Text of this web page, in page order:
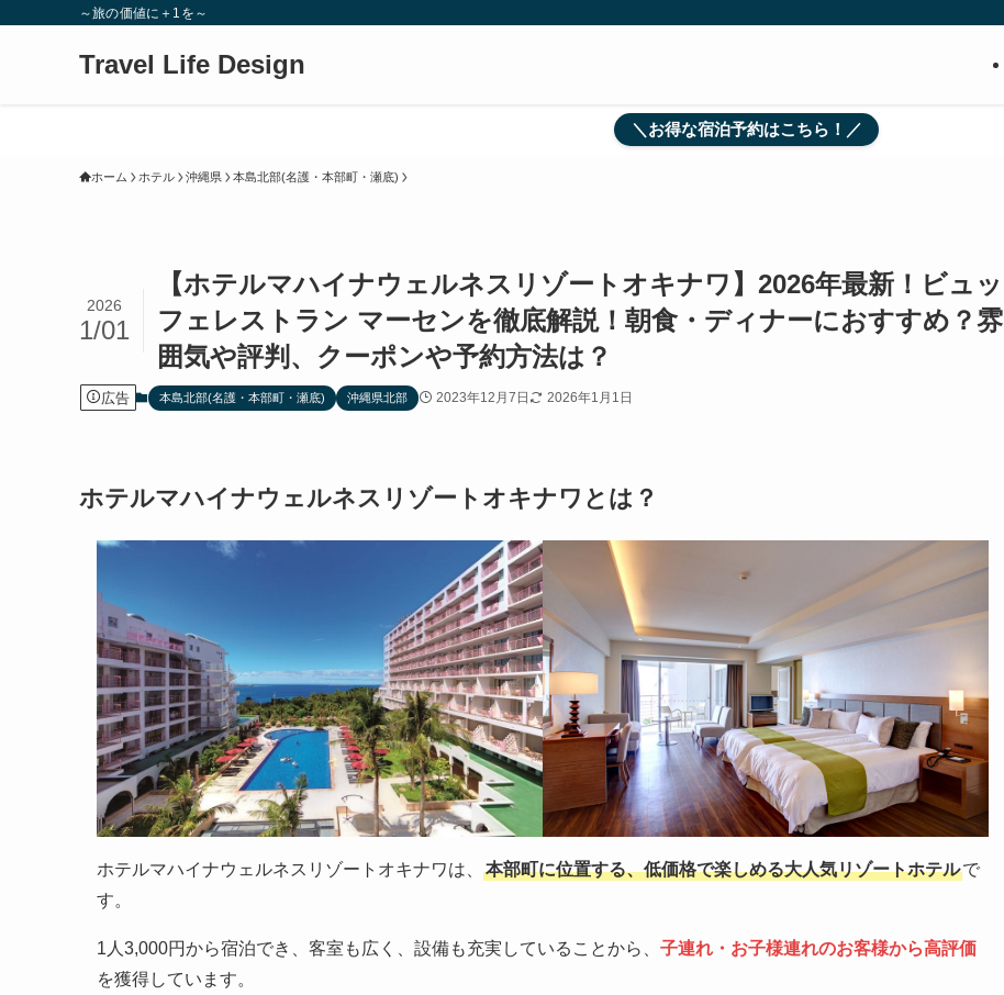
～旅の価値に＋1を～
Travel Life Design
＼お得な宿泊予約はこちら！／
ホーム ホテル 沖縄県 本島北部(名護・本部町・瀬底)
【ホテルマハイナウェルネスリゾートオキナワ】2026年最新！ビュッ
フェレストラン マーセンを徹底解説！朝食・ディナーにおすすめ？雰
囲気や評判、クーポンや予約方法は？
2026
1/01
広告 本島北部(名護・本部町・瀬底) 沖縄県北部 2023年12月7日 2026年1月1日
ホテルマハイナウェルネスリゾートオキナワとは？
ホテルマハイナウェルネスリゾートオキナワは、 本部町に位置する、低価格で楽しめる大人気リゾートホテルで
す。
1人3,000円から宿泊でき、客室も広く、設備も充実していることから、 子連れ・お子様連れのお客様から高評価
を獲得しています。